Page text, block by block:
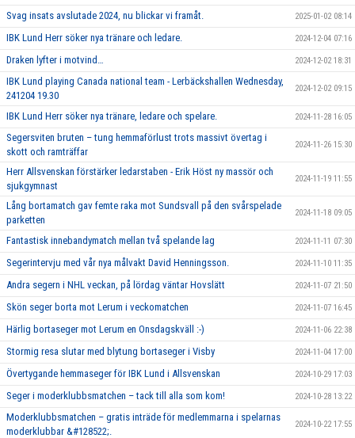
Svag insats avslutade 2024, nu blickar vi framåt. 2025-01-02 08:14
IBK Lund Herr söker nya tränare och ledare. 2024-12-04 07:16
Draken lyfter i motvind… 2024-12-02 18:31
IBK Lund playing Canada national team - Lerbäckshallen Wednesday,
241204 19.30
2024-12-02 09:15
IBK Lund Herr söker nya tränare, ledare och spelare. 2024-11-28 16:05
Segersviten bruten – tung hemmaförlust trots massivt övertag i
skott och ramträffar
2024-11-26 15:30
Herr Allsvenskan förstärker ledarstaben - Erik Höst ny massör och
sjukgymnast
2024-11-19 11:55
Lång bortamatch gav femte raka mot Sundsvall på den svårspelade
parketten
2024-11-18 09:05
Fantastisk innebandymatch mellan två spelande lag 2024-11-11 07:30
Segerintervju med vår nya målvakt David Henningsson. 2024-11-10 11:35
Andra segern i NHL veckan, på lördag väntar Hovslätt 2024-11-07 21:50
Skön seger borta mot Lerum i veckomatchen 2024-11-07 16:45
Härlig bortaseger mot Lerum en Onsdagskväll :-) 2024-11-06 22:38
Stormig resa slutar med blytung bortaseger i Visby 2024-11-04 17:00
Övertygande hemmaseger för IBK Lund i Allsvenskan 2024-10-29 17:03
Seger i moderklubbsmatchen – tack till alla som kom! 2024-10-28 13:22
Moderklubbsmatchen – gratis inträde för medlemmarna i spelarnas
moderklubbar &#128522;.
2024-10-22 17:55